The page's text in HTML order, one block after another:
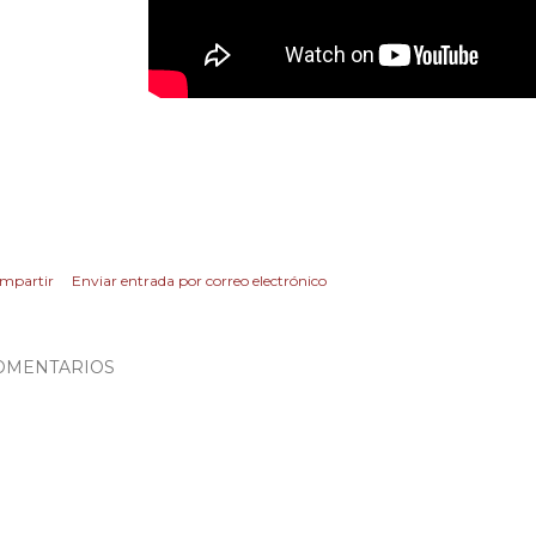
Enviar entrada por correo electrónico